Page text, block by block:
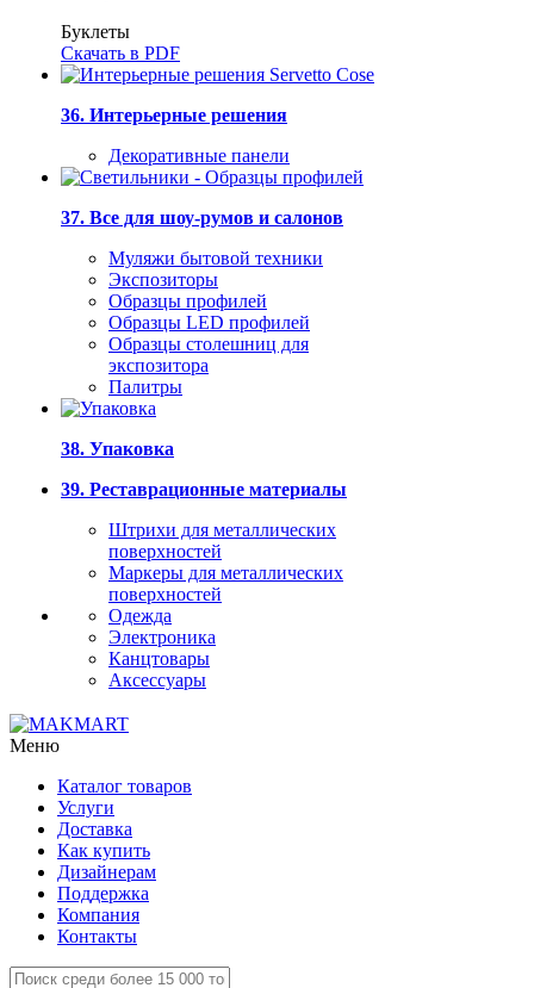
Буклеты
Скачать в PDF
36. Интерьерные решения
Декоративные панели
37. Все для шоу-румов и салонов
Муляжи бытовой техники
Экспозиторы
Образцы профилей
Образцы LED профилей
Образцы столешниц для
экспозитора
Палитры
38. Упаковка
39. Реставрационные материалы
Штрихи для металлических
поверхностей
Маркеры для металлических
поверхностей
Одежда
Электроника
Канцтовары
Аксессуары
Меню
Каталог товаров
Услуги
Доставка
Как купить
Дизайнерам
Поддержка
Компания
Контакты